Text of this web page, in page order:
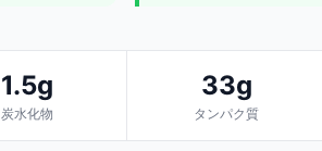
1.5g
炭水化物
33g
タンパク質